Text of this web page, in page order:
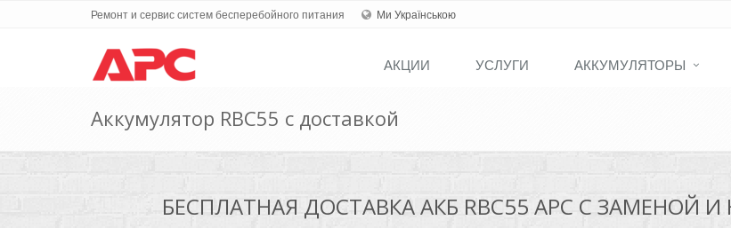
Ремонт и сервис систем бесперебойного питания Ми Українською
АКЦИИ УСЛУГИ АККУМУЛЯТОРЫ
Аккумулятор RBC55 с доставкой
БЕСПЛАТНАЯ ДОСТАВКА АКБ RBC55 APC С ЗАМЕНОЙ